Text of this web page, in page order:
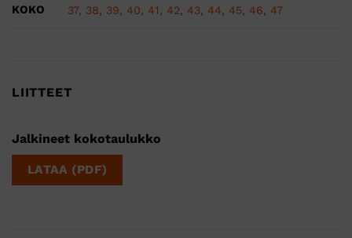
KOKO 37, 38, 39, 40, 41, 42, 43, 44, 45, 46, 47
LIITTEET
Jalkineet kokotaulukko
LATAA (PDF)